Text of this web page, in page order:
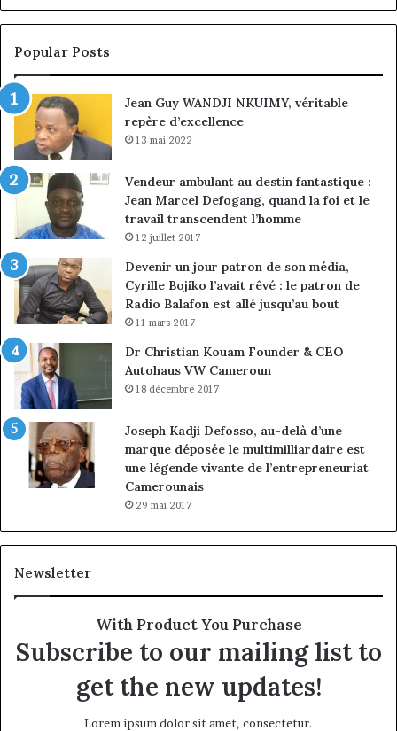
la
croissance
sous
à
la
Popular Posts
Jean Guy WANDJI NKUIMY, véritable
repère d’excellence
13 mai 2022
Vendeur ambulant au destin fantastique :
Jean Marcel Defogang, quand la foi et le
travail transcendent l’homme
12 juillet 2017
Devenir un jour patron de son média,
Cyrille Bojiko l’avait rêvé : le patron de
Radio Balafon est allé jusqu’au bout
11 mars 2017
Dr Christian Kouam Founder & CEO
Autohaus VW Cameroun
18 décembre 2017
Joseph Kadji Defosso, au-delà d’une
marque déposée le multimilliardaire est
une légende vivante de l’entrepreneuriat
Camerounais
29 mai 2017
Newsletter
With Product You Purchase
Subscribe to our mailing list to
get the new updates!
Lorem ipsum dolor sit amet, consectetur.